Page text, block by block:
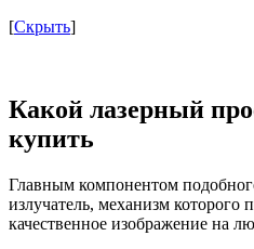
[Скрыть]
Какой лазерный
купить
Главным компонентом
излучатель, механизм которого
качественное изображение на